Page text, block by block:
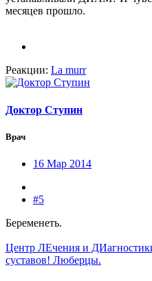
месяцев прошло.
Реакции: La murr
Доктор Ступин
Врач
16 Мар 2014
#5
Беременеть.
Центр ЛЕчения и
суставов! Люберцы.